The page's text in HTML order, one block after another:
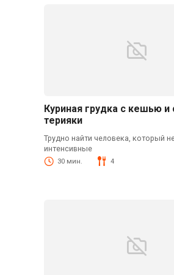
Куриная грудка с кешью и
терияки
Трудно найти человека, который
интенсивные
30 мин. 4